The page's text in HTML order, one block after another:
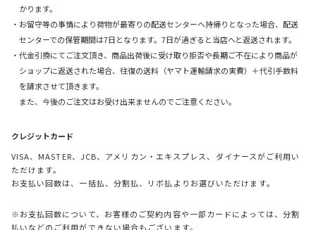
かります。
・お留守等の事情により荷物が最寄りの配送センターへ持帰りとなった場合、配送
センターでの保管期間は7日となります。7日が過ぎると当店へと返送されます。
・代金引換にてご注文頂き、商品出荷後に受け取り拒否や長期ご不在により商品が
ショップに返送された場合、往復の送料（ヤマト運輸請求の実費）＋代引手数料
を請求させて頂きます。
また、今後のご注文はお受け出来ませんのでご注意ください。
クレジットカード
VISA、MASTER、JCB、アメリカン・エキスプレス、ダイナースがご利用い
ただけます。
お支払い回数は、一括払、分割払、リボ払よりお選びいただけます。
※お支払回数について、お客様のご契約内容や一部カードによっては、分割
払いなどのご利用ができない場合もございます。